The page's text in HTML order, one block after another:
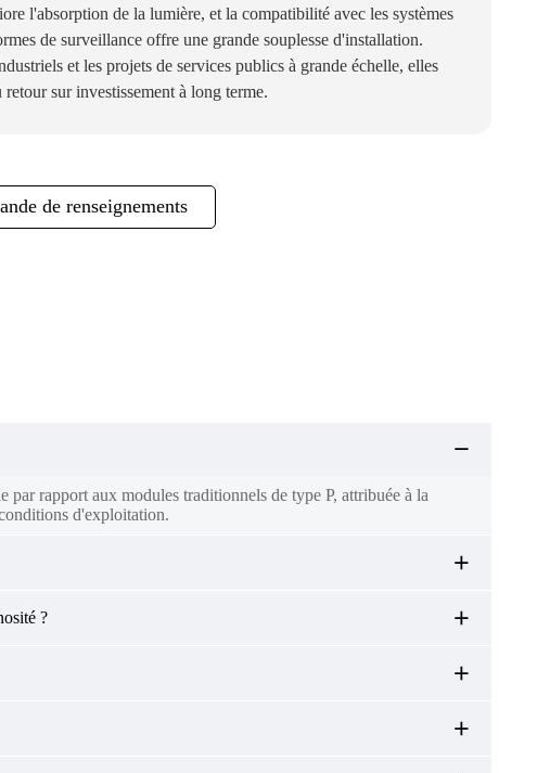
l'absorption de la lumière, et la compatibilité avec les systèmes
de surveillance offre une grande souplesse d'installation.
et les projets de services publics à grande échelle, elles
sur investissement à long terme.
de renseignements
par rapport aux modules traditionnels de type P, attribuée à la
d'exploitation.
?